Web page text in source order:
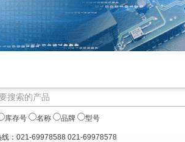
库存号 名称 品牌 型号
线：021-69978588 021-69978578